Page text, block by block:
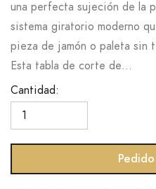
una perfecta sujeción de la
sistema giratorio moderno
pieza de jamón o paleta sin
Esta tabla de corte de...
Cantidad:
Pedido